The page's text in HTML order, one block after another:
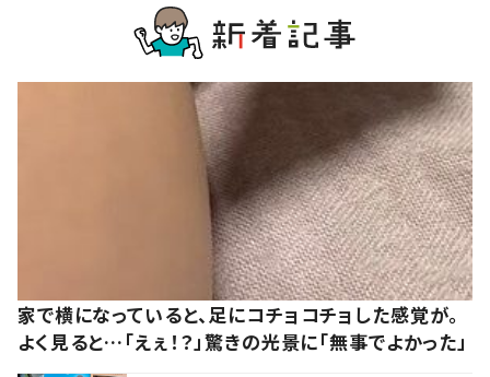
家で横になっていると、足にコチョコチョした感覚が。
よく見ると…「えぇ！？」驚きの光景に「無事でよかった」